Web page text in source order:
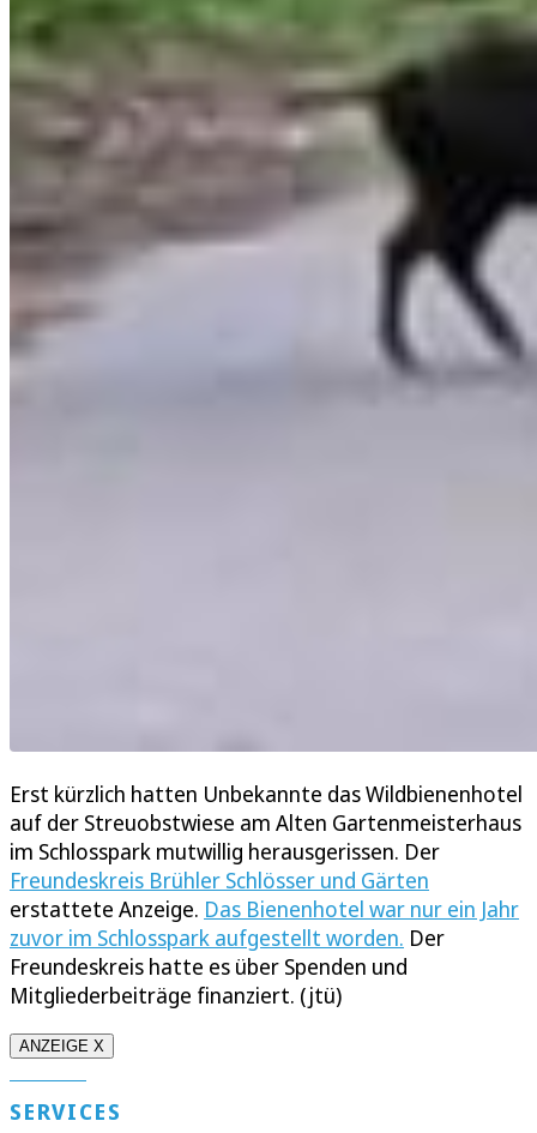
Erst kürzlich hatten Unbekannte das Wildbienenhotel
auf der Streuobstwiese am Alten Gartenmeisterhaus
im Schlosspark mutwillig herausgerissen. Der
Freundeskreis Brühler Schlösser und Gärten
erstattete Anzeige. Das Bienenhotel war nur ein Jahr
zuvor im Schlosspark aufgestellt worden. Der
Freundeskreis hatte es über Spenden und
Mitgliederbeiträge finanziert. (jtü)
ANZEIGE X
SERVICES